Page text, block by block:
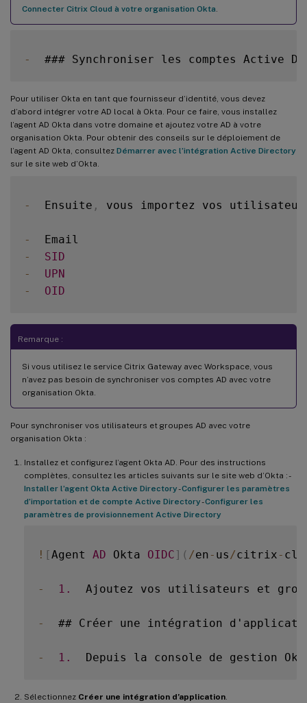
Connecter Citrix Cloud à votre organisation Okta
-
### Synchroniser les comptes Active
Pour utiliser Okta en tant que fournisseur d’identité, vous devez
d’abord intégrer votre AD local à Okta. Pour ce faire, vous installez
l’agent AD Okta dans votre domaine et ajoutez votre AD à votre
organisation Okta. Pour obtenir des conseils sur le déploiement de
l’agent AD Okta, consultez Démarrer avec l’intégration Active Directory
sur le site web d’Okta.
-
  Ensuite
, vous importez vos
-
-
SID
-
UPN
-
OID
Remarque :
Si vous utilisez le service Citrix Gateway avec Workspace, vous
n’avez pas besoin de synchroniser vos comptes AD avec votre
organisation Okta.
Pour synchroniser vos utilisateurs et groupes AD avec votre
organisation Okta :
Installez et configurez l’agent Okta AD. Pour des instructions
complètes, consultez les articles suivants sur le site web d’Okta : -
Installer l’agent Okta Active Directory-Configurer les paramètres
d’importation et de compte Active Directory-Configurer les
paramètres de provisionnement Active Directory
! [Agent AD Okta OIDC ] ( /en - us /citrix -
- 1.
Ajoutez vos utilisateurs et
-
## Créer une intégration
- 1.
Depuis la console de gestion
Sélectionnez Créer une intégration d’application